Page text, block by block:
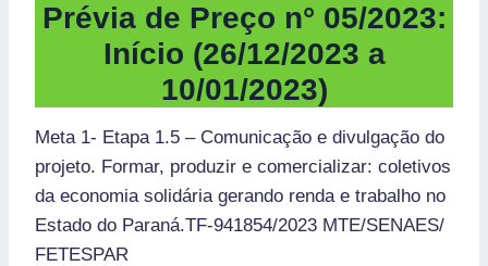
Prévia de Preço n° 05/2023:
Início (26/12/2023 a
10/01/2023)
Meta 1- Etapa 1.5 – Comunicação e divulgação do
projeto. Formar, produzir e comercializar: coletivos
da economia solidária gerando renda e trabalho no
Estado do Paraná.TF-941854/2023 MTE/SENAES/
FETESPAR